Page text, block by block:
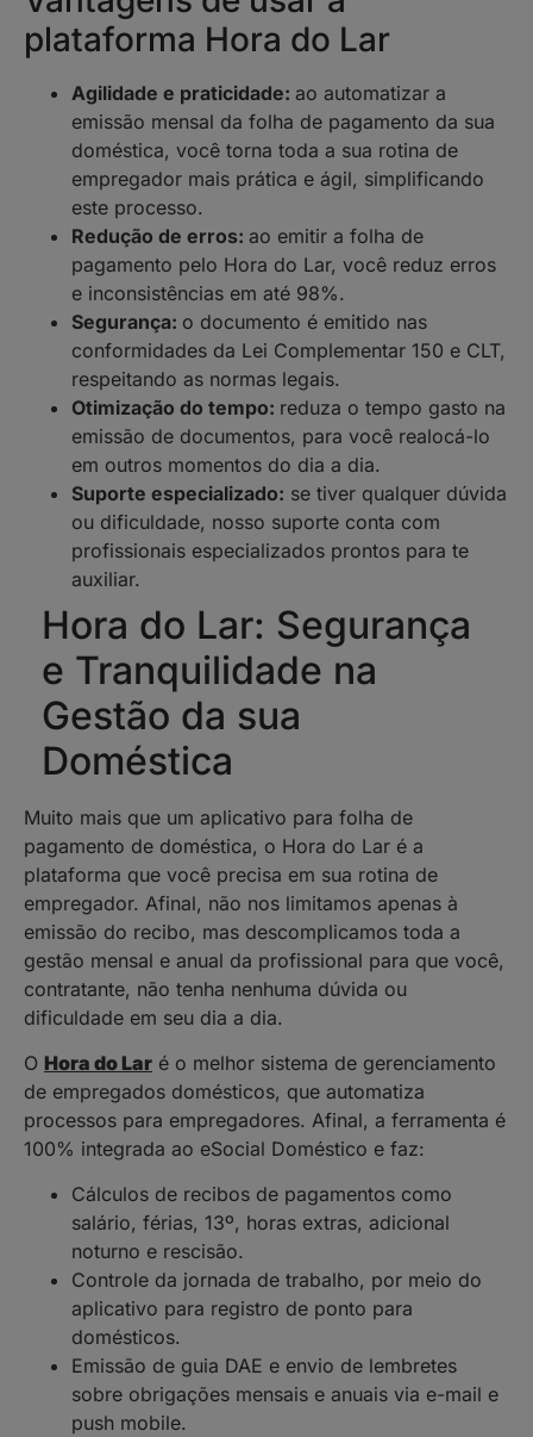
plataforma Hora do Lar
Agilidade e praticidade: ao automatizar a
emissão mensal da folha de pagamento da sua
doméstica, você torna toda a sua rotina de
empregador mais prática e ágil, simplificando
este processo.
Redução de erros: ao emitir a folha de
pagamento pelo Hora do Lar, você reduz erros
e inconsistências em até 98%.
Segurança: o documento é emitido nas
conformidades da Lei Complementar 150 e CLT,
respeitando as normas legais.
Otimização do tempo: reduza o tempo gasto na
emissão de documentos, para você realocá-lo
em outros momentos do dia a dia.
Suporte especializado: se tiver qualquer dúvida
ou dificuldade, nosso suporte conta com
profissionais especializados prontos para te
auxiliar.
Hora do Lar: Segurança
e Tranquilidade na
Gestão da sua
Doméstica
Muito mais que um aplicativo para folha de
pagamento de doméstica, o Hora do Lar é a
plataforma que você precisa em sua rotina de
empregador. Afinal, não nos limitamos apenas à
emissão do recibo, mas descomplicamos toda a
gestão mensal e anual da profissional para que você,
contratante, não tenha nenhuma dúvida ou
dificuldade em seu dia a dia.
O Hora do Lar é o melhor sistema de gerenciamento
de empregados domésticos, que automatiza
processos para empregadores. Afinal, a ferramenta é
100% integrada ao eSocial Doméstico e faz:
Cálculos de recibos de pagamentos como
salário, férias, 13º, horas extras, adicional
noturno e rescisão.
Controle da jornada de trabalho, por meio do
aplicativo para registro de ponto para
domésticos.
Emissão de guia DAE e envio de lembretes
sobre obrigações mensais e anuais via e-mail e
push mobile.